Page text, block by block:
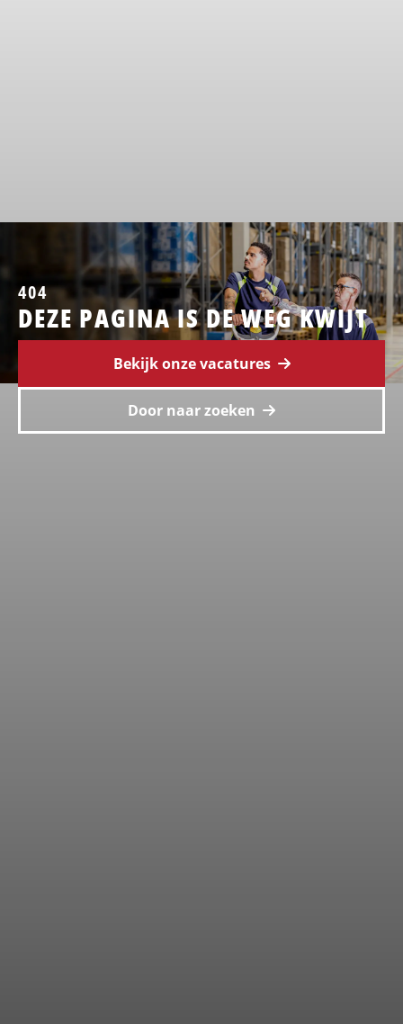
404
DEZE PAGINA IS DE WEG KWIJT
Bekijk onze vacatures
Door naar zoeken